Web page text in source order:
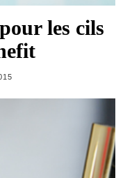
les cils